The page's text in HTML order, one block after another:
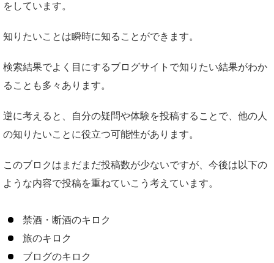
をしています。
知りたいことは瞬時に知ることができます。
検索結果でよく目にするブログサイトで知りたい結果がわか
ることも多々あります。
逆に考えると、自分の疑問や体験を投稿することで、他の人
の知りたいことに役立つ可能性があります。
このブロクはまだまだ投稿数が少ないですが、今後は以下の
ような内容で投稿を重ねていこう考えています。
禁酒・断酒のキロク
旅のキロク
ブログのキロク